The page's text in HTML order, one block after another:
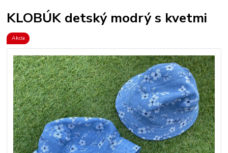
KLOBÚK detský modrý s kvetmi
Akcia